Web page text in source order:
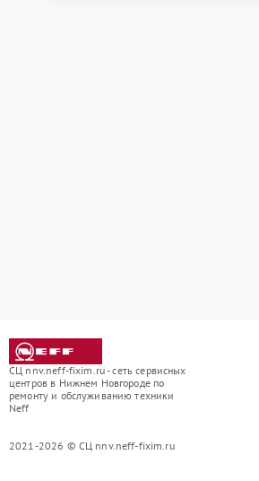
СЦ nnv.neff-fixim.ru - сеть сервисных
центров в Нижнем Новгороде по
ремонту и обслуживанию техники
Neff
2021-2026 © СЦ nnv.neff-fixim.ru